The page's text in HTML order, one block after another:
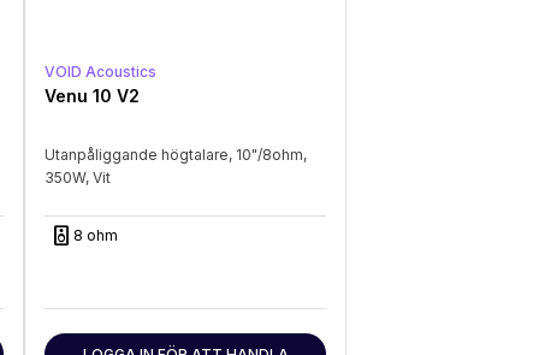
VOID Acoustics
Venu 10 V2
Utanpåliggande högtalare, 10"/8ohm,
350W, Vit
speaker 8 ohm